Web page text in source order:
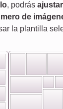
, podrás
de
la plantilla